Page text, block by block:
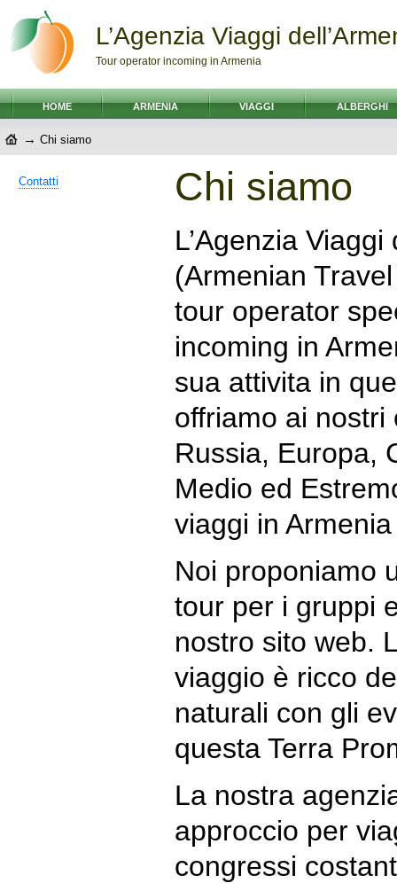
L’Agenzia Viaggi
Tour operator incoming in Armenia
HOME ARMENIA VIAGGI ALBERGHI
→ Chi siamo
Contatti Chi siamo
L’Agenzia Viaggi
(Armenian
tour operator
incoming in
sua attivita in
offriamo ai nostri
Russia, Europa,
Medio ed
viaggi in
Noi proponiamo
tour per i gruppi
nostro sito web.
viaggio è ricco
naturali con gli
questa Terra
La nostra
approccio per
congressi